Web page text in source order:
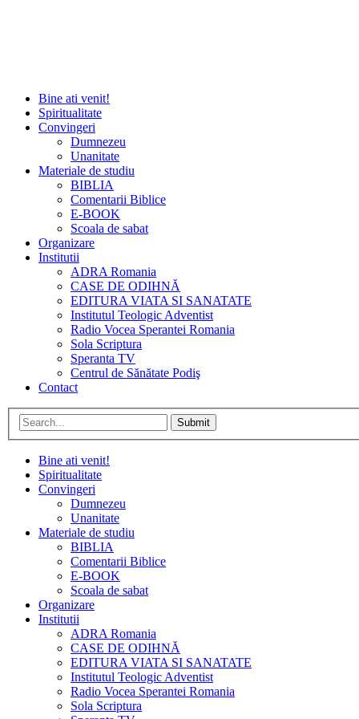
Bine ati venit!
Spiritualitate
Convingeri
Dumnezeu
Unanitate
Materiale de studiu
BIBLIA
Comentarii Biblice
E-BOOK
Scoala de sabat
Organizare
Institutii
ADRA Romania
CASE DE ODIHNĂ
EDITURA VIATA SI SANATATE
Institutul Teologic Adventist
Radio Vocea Sperantei Romania
Sola Scriptura
Speranta TV
Centrul de Sănătate Podiş
Contact
Submit
Bine ati venit!
Spiritualitate
Convingeri
Dumnezeu
Unanitate
Materiale de studiu
BIBLIA
Comentarii Biblice
E-BOOK
Scoala de sabat
Organizare
Institutii
ADRA Romania
CASE DE ODIHNĂ
EDITURA VIATA SI SANATATE
Institutul Teologic Adventist
Radio Vocea Sperantei Romania
Sola Scriptura